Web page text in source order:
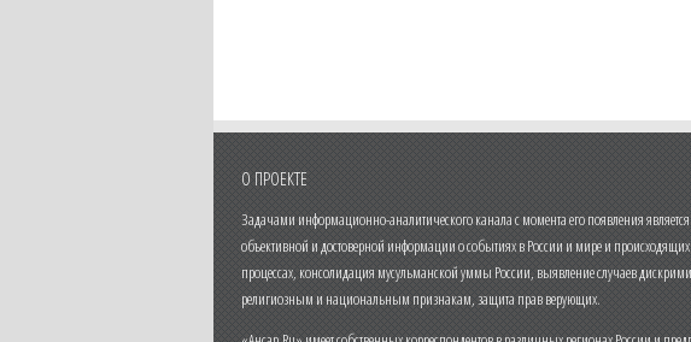
О ПРОЕКТЕ
Задачами информационно-аналитического канала с момента его появления
объективной и достоверной информации о событиях в России и мире и происходящих
процессах, консолидация мусульманской уммы России, выявление случаев
религиозным и национальным признакам, защита прав верующих.